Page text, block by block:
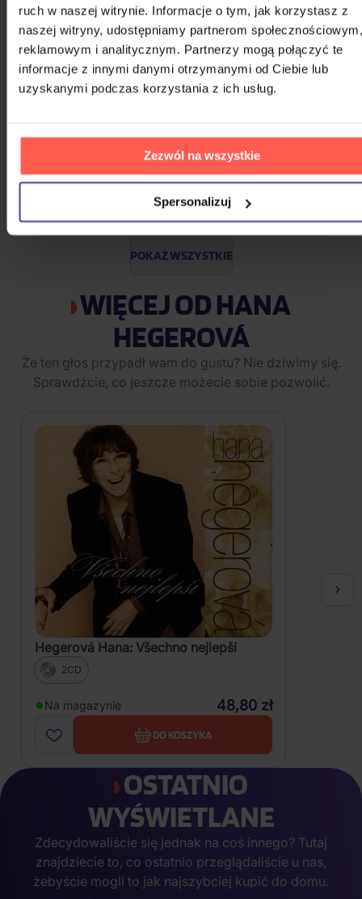
ruch w naszej witrynie. Informacje o tym, jak korzystasz z
naszej witryny, udostępniamy partnerom społecznościowym,
reklamowym i analitycznym. Partnerzy mogą połączyć te
informacje z innymi danymi otrzymanymi od Ciebie lub
uzyskanymi podczas korzystania z ich usług.
Zezwól na wszystkie
Spersonalizuj
Abba: Abba Gold
CD
Na magazynie 62,10 zł
Jackson Michael: Essential
Michael Jackson
2CD
Na magazynie 77,00 zł
POKAŻ WSZYSTKIE
WIĘCEJ OD HANA
HEGEROVÁ
Że ten głos przypadł wam do gustu? Nie dziwimy się.
Sprawdźcie, co jeszcze możecie sobie pozwolić.
Hegerová Hana: Všechno nejlepší
2CD
Na magazynie 48,80 zł
DO KOSZYKA
OSTATNIO
WYŚWIETLANE
Zdecydowaliście się jednak na coś innego? Tutaj
znajdziecie to, co ostatnio przeglądaliście u nas,
żebyście mogli to jak najszybciej kupić do domu.